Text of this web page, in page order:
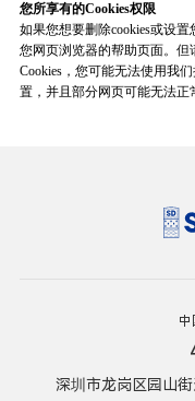
您所享有的Cookies权限
如果您想要删除cookies或设
您网页浏览器的帮助页面。但
Cookies，您可能无法使用我
置，并且部分网页可能无法正
中
深圳市龙岗区园山